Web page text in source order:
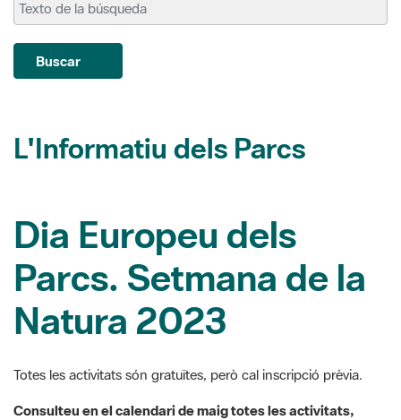
Buscar
L'Informatiu dels Parcs
Dia Europeu dels
Parcs. Setmana de la
Natura 2023
Totes les activitats són gratuïtes, però cal inscripció prèvia.
Consulteu en el calendari de maig totes les activitats,